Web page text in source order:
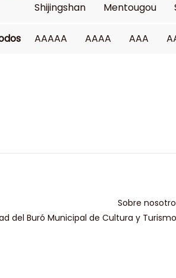
Shijingshan
Mentougou
AAAAA AAAA AAA
Sobre
del Buró Municipal de Cultura y